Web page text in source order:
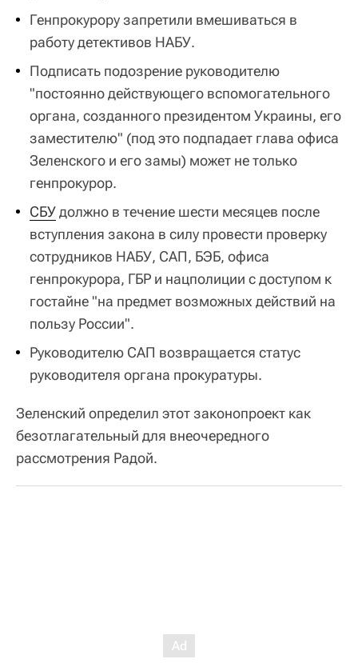
Генпрокурору запретили вмешиваться в
работу детективов НАБУ.
Подписать подозрение руководителю
"постоянно действующего вспомогательного
органа, созданного президентом Украины, его
заместителю" (под это подпадает глава офиса
Зеленского и его замы) может не только
генпрокурор.
СБУдолжно в течение шести месяцев после
вступления закона в силу провести проверку
сотрудников НАБУ, САП, БЭБ, офиса
генпрокурора, ГБР и нацполиции с доступом к
гостайне "на предмет возможных действий на
пользу России".
Руководителю САП возвращается статус
руководителя органа прокуратуры.
Зеленский определил этот законопроект как
безотлагательный для внеочередного
рассмотрения Радой.